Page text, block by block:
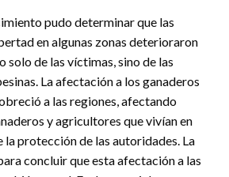
pudo determinar que las
en algunas zonas deterioraron
solo de las víctimas, sino de las
La afectación a los ganaderos
a las regiones, afectando
y agricultores que vivían en
la protección de las autoridades. La
concluir que esta afectación a las